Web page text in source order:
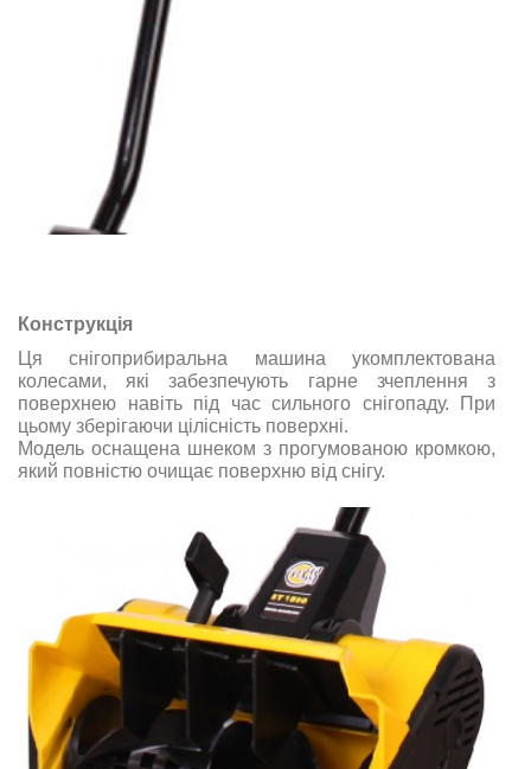
Конструкція
Ця снігоприбиральна машина укомплектована
колесами, які забезпечують гарне зчеплення з
поверхнею навіть під час сильного снігопаду. При
цьому зберігаючи цілісність поверхні.
Модель оснащена шнеком з прогумованою кромкою,
який повністю очищає поверхню від снігу.